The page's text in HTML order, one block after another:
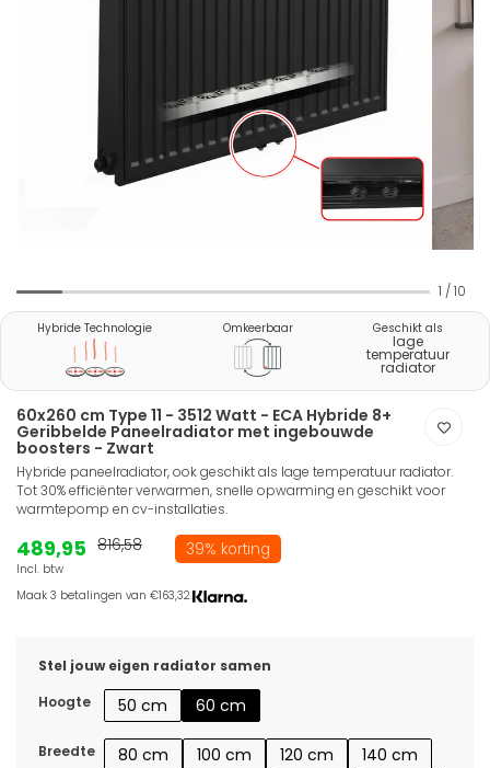
1 / 10
Hybride Technologie Omkeerbaar Geschikt als
lage
temperatuur
radiator
60x260 cm Type 11 - 3512 Watt - ECA Hybride 8+
Geribbelde Paneelradiator met ingebouwde
boosters - Zwart
Hybride paneelradiator, ook geschikt als lage temperatuur radiator.
Tot 30% efficiënter verwarmen, snelle opwarming en geschikt voor
warmtepomp en cv-installaties.
489,95
Incl. btw
816,58 39% korting
Maak 3 betalingen van €163,32.
Stel jouw eigen radiator samen
Hoogte
50 cm 60 cm
Breedte 80 cm 100 cm 120 cm
140 cm